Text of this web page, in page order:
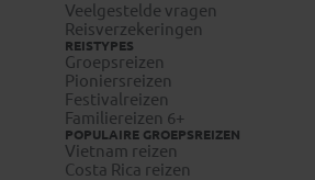
Veelgestelde vragen
Reisverzekeringen
REISTYPES
Groepsreizen
Pioniersreizen
Festivalreizen
Familiereizen 6+
POPULAIRE GROEPSREIZEN
Vietnam reizen
Costa Rica reizen